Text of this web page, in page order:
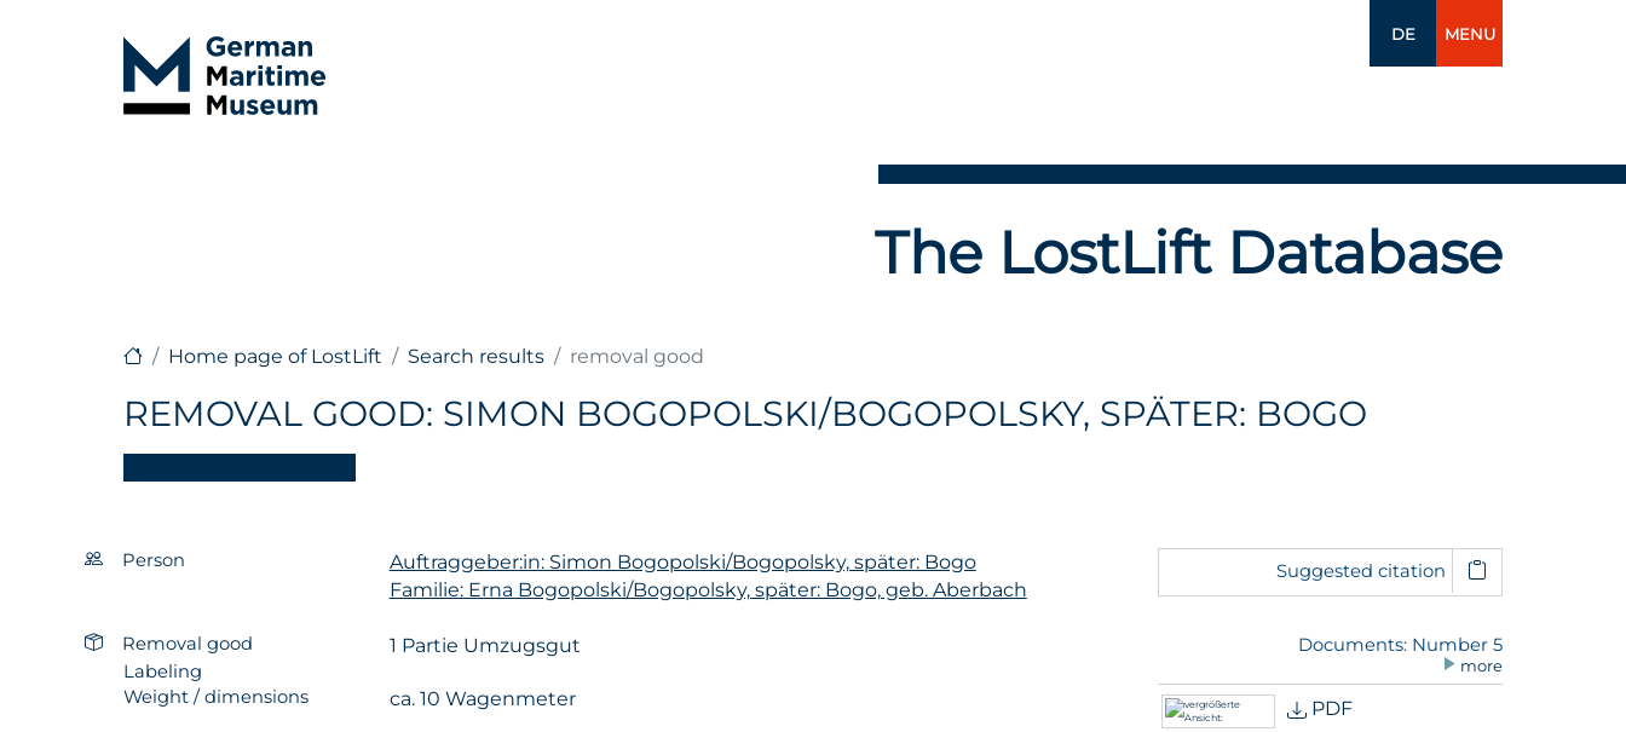
DE MENU
The LostLift Database
Home page of LostLift Search results removal good
REMOVAL GOOD: SIMON BOGOPOLSKI/BOGOPOLSKY, SPÄTER: BOGO
Person
Auftraggeber:in: Simon Bogopolski/Bogopolsky, später: Bogo
Familie: Erna Bogopolski/Bogopolsky, später: Bogo, geb. Aberbach
Removal good 1 Partie Umzugsgut
Labeling
Weight / dimensions
ca. 10 Wagenmeter
Suggested citation
Documents: Number 5
more
PDF